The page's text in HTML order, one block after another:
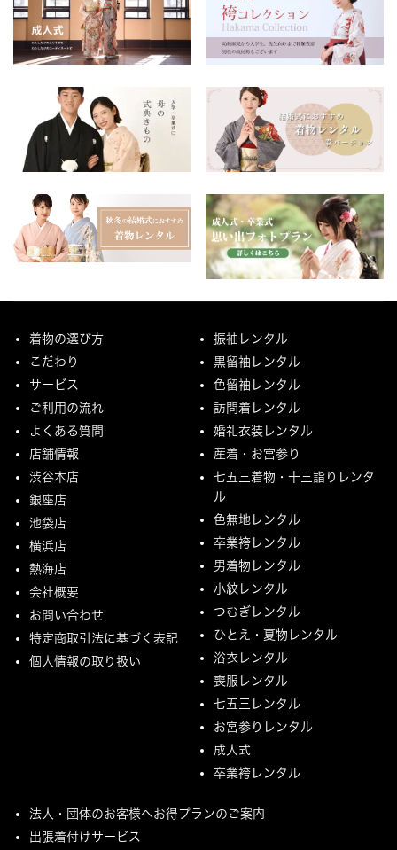
着物の選び方
こだわり
サービス
ご利用の流れ
よくある質問
店舗情報
渋谷本店
銀座店
池袋店
横浜店
熱海店
会社概要
お問い合わせ
特定商取引法に基づく表記
個人情報の取り扱い
振袖レンタル
黒留袖レンタル
色留袖レンタル
訪問着レンタル
婚礼衣装レンタル
産着・お宮参り
七五三着物・十三詣りレンタ
ル
色無地レンタル
卒業袴レンタル
男着物レンタル
小紋レンタル
つむぎレンタル
ひとえ・夏物レンタル
浴衣レンタル
喪服レンタル
七五三レンタル
お宮参りレンタル
成人式
卒業袴レンタル
法人・団体のお客様へお得プランのご案内
出張着付けサービス